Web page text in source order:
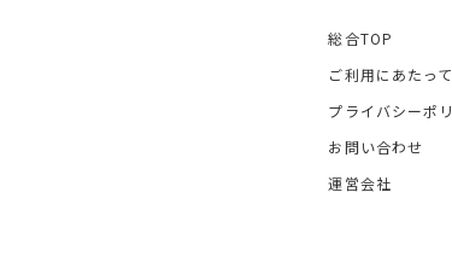
総合TOP
ご利用にあたって
プライバシーポ
お問い合わせ
運営会社